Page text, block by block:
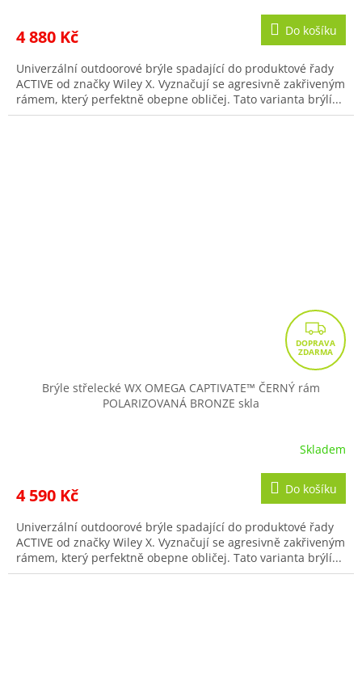
4 880 Kč Do košíku
Univerzální outdoorové brýle spadající do produktové řady
ACTIVE od značky Wiley X. Vyznačují se agresivně zakřiveným
rámem, který perfektně obepne obličej. Tato varianta brýlí...
Z
D
A
Brýle střelecké WX OMEGA CAPTIVATE™ ČERNÝ rám
POLARIZOVANÁ BRONZE skla
Skladem
4 590 Kč Do košíku
Univerzální outdoorové brýle spadající do produktové řady
ACTIVE od značky Wiley X. Vyznačují se agresivně zakřiveným
rámem, který perfektně obepne obličej. Tato varianta brýlí...